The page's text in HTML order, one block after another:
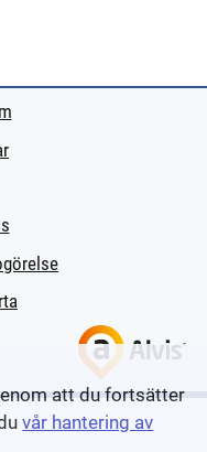
sida.)
att du fortsätter
vår hantering av